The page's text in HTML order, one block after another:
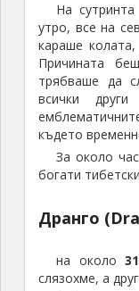
На
утро, все на
караше
Причината
трябваше да
всички
където
За около
богати
Дранго
на около
слязохме, а